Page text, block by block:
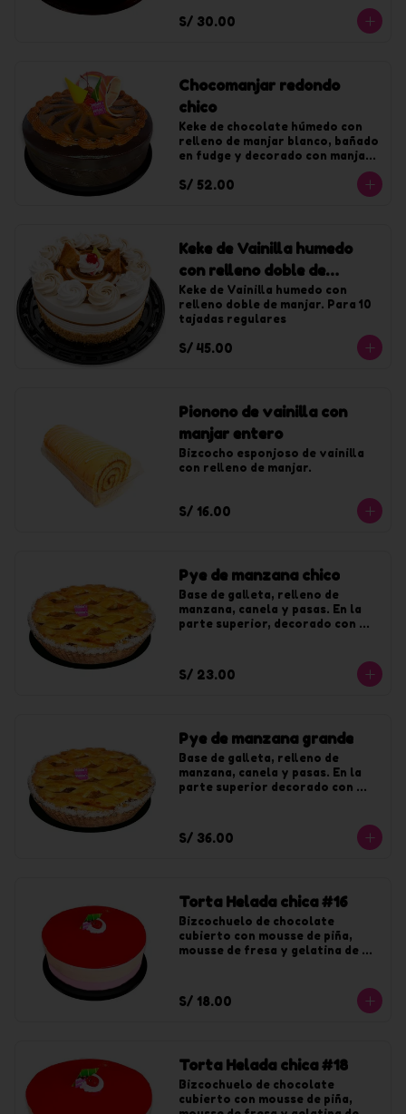
S/ 30.00
Chocomanjar redondo
chico
Keke de chocolate húmedo con
relleno de manjar blanco, bañado
en fudge y decorado con manjar.
S/ 52.00
Keke de Vainilla humedo
con relleno doble de
manjar chico
Keke de Vainilla humedo con
relleno doble de manjar. Para 10
tajadas regulares
S/ 45.00
Pionono de vainilla con
manjar entero
Bizcocho esponjoso de vainilla
con relleno de manjar.
S/ 16.00
Pye de manzana chico
Base de galleta, relleno de
manzana, canela y pasas. En la
parte superior, decorado con
S/ 23.00
Pye de manzana grande
Base de galleta, relleno de
manzana, canela y pasas. En la
parte superior decorado con
S/ 36.00
Torta Helada chica #16
Bizcochuelo de chocolate
cubierto con mousse de piña,
mousse de fresa y gelatina de
S/ 18.00
Torta Helada chica #18
Bizcochuelo de chocolate
cubierto con mousse de piña,